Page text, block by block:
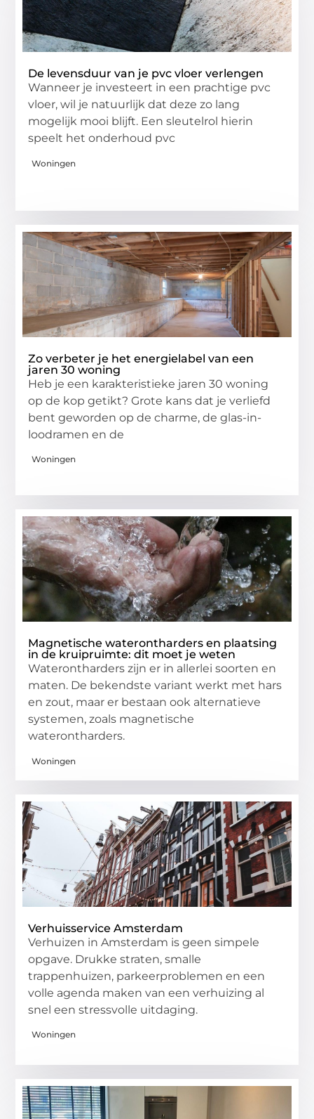
De levensduur van je pvc vloer verlengen
Wanneer je investeert in een prachtige pvc
vloer, wil je natuurlijk dat deze zo lang
mogelijk mooi blijft. Een sleutelrol hierin
speelt het onderhoud pvc
Woningen
Zo verbeter je het energielabel van een
jaren 30 woning
Heb je een karakteristieke jaren 30 woning
op de kop getikt? Grote kans dat je verliefd
bent geworden op de charme, de glas-in-
loodramen en de
Woningen
Magnetische waterontharders en plaatsing
in de kruipruimte: dit moet je weten
Waterontharders zijn er in allerlei soorten en
maten. De bekendste variant werkt met hars
en zout, maar er bestaan ook alternatieve
systemen, zoals magnetische
waterontharders.
Woningen
Verhuisservice Amsterdam
Verhuizen in Amsterdam is geen simpele
opgave. Drukke straten, smalle
trappenhuizen, parkeerproblemen en een
volle agenda maken van een verhuizing al
snel een stressvolle uitdaging.
Woningen